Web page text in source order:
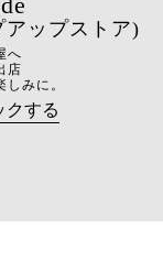
アップストア)
へ
店
しみに。
する